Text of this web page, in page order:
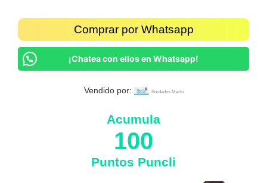
Comprar por Whatsapp
¡Chatea con ellos en Whatsapp!
Vendido por: Bordados Marlu
Acumula
100
Puntos Puncli